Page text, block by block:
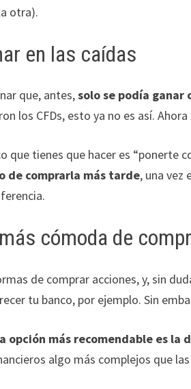
otra).
en las caídas
que, antes,solo se podía ganar
los CFDs, esto ya no es así.
que tienes que hacer es
de comprarla más tarde, una vez
cómoda de
de comprar acciones, y, sin
tu banco, por ejemplo. Sin
opción más recomendable es la
algo más complejos que